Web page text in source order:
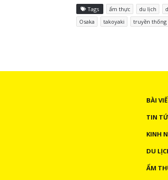
Tags ẩm thực du lịch
Osaka
takoyaki truyền thống
BÀI
TIN
KINH
DU
ẨM